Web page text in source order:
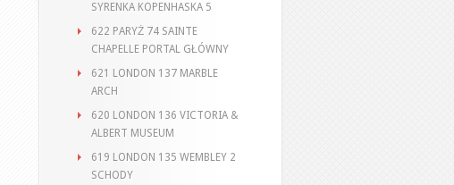
SYRENKA KOPENHASKA 5
622 PARYŻ 74 SAINTE
CHAPELLE PORTAL GŁÓWNY
621 LONDON 137 MARBLE
ARCH
620 LONDON 136 VICTORIA &
ALBERT MUSEUM
619 LONDON 135 WEMBLEY 2
SCHODY